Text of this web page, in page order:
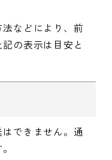
などにより、前
の表示は目安と
できません。通